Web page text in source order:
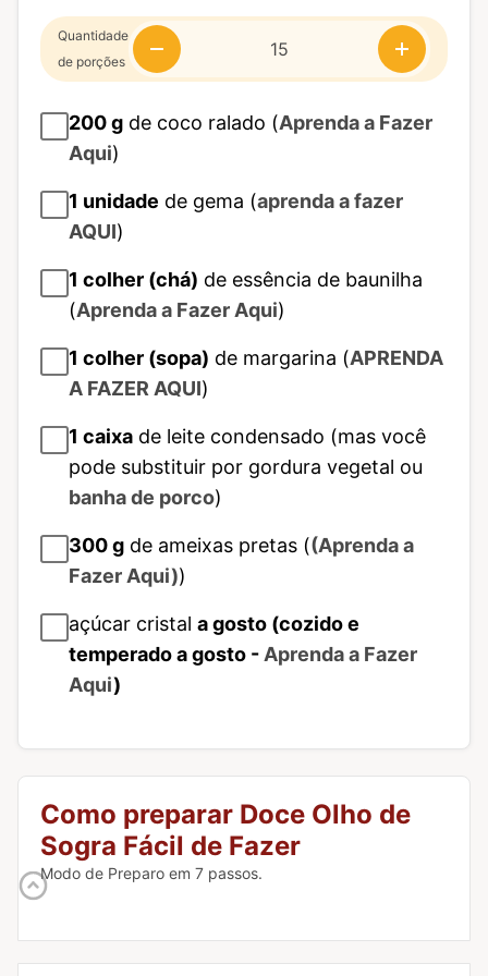
Quantidade
de porções
200g de coco ralado (Aprenda a Fazer
Aqui)
1 unidade de gema (aprenda a fazer
AQUI)
1 colher (chá) de essência de baunilha
(Aprenda a Fazer Aqui)
1 colher (sopa) de margarina (APRENDA
A FAZER AQUI)
1 caixa de leite condensado (mas você
pode substituir por gordura vegetal ou
banha de porco)
300g de ameixas pretas ((Aprenda a
Fazer Aqui))
açúcar cristal a gosto (cozido e
temperado a gosto -Aprenda a Fazer
Aqui)
Como preparar Doce Olho de
Sogra Fácil de Fazer
Modo de Preparo em 7 passos.